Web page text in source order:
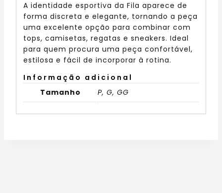
A identidade esportiva da Fila aparece de
forma discreta e elegante, tornando a peça
uma excelente opção para combinar com
tops, camisetas, regatas e sneakers. Ideal
para quem procura uma peça confortável,
estilosa e fácil de incorporar à rotina.
Informação adicional
Tamanho
P, G, GG